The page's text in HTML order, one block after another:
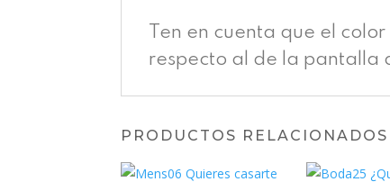
Ten en cuenta que el
respecto al de la pantalla
PRODUCTOS RELACIONADOS